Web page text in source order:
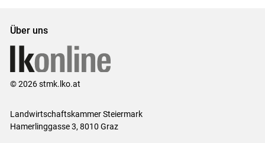
Über uns
© 2026 stmk.lko.at
Landwirtschaftskammer Steiermark
Hamerlinggasse 3, 8010 Graz